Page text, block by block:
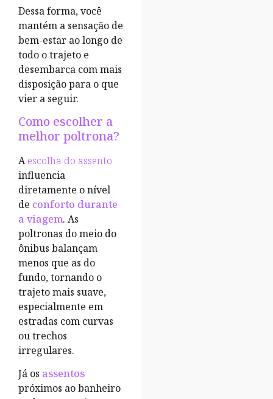
Dessa forma, você
mantém a sensação de
bem-estar ao longo de
todo o trajeto e
desembarca com mais
disposição para o que
vier a seguir.
Como escolher a
melhor poltrona?
Aescolha do assento
influencia
diretamente o nível
de conforto durante
a viagem. As
poltronas do meio do
ônibus balançam
menos que as do
fundo, tornando o
trajeto mais suave,
especialmente em
estradas com curvas
ou trechos
irregulares.
Já os assentos
próximos ao banheiro